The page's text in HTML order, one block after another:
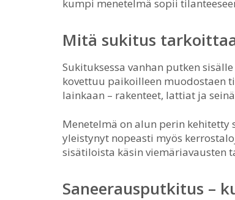
kumpi menetelmä sopii
Mitä sukitus
Sukituksessa vanhan putken
kovettuu paikoilleen muodostaen
lainkaan – rakenteet, lattiat ja
Menetelmä on alun perin kehitetty
yleistynyt nopeasti myös
sisätiloista käsin viemäriavausten
Saneerausputkitus –